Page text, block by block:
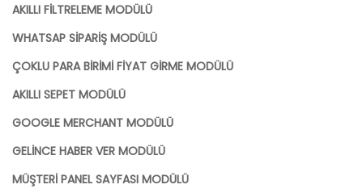
AKILLI FİLTRELEME MODÜLÜ
WHATSAP SİPARİŞ MODÜLÜ
ÇOKLU PARA BİRİMİ FİYAT GİRME MODÜLÜ
AKILLI SEPET MODÜLÜ
GOOGLE MERCHANT MODÜLÜ
GELİNCE HABER VER MODÜLÜ
MÜŞTERİ PANEL SAYFASI MODÜLÜ